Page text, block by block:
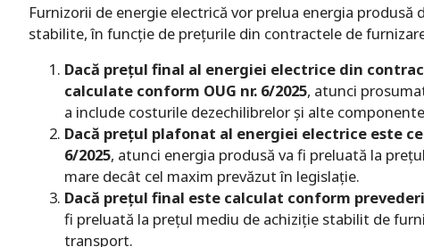
Furnizorii de energie electrică vor prelua energia
stabilite, în funcție de prețurile din contractele de
Dacă prețul final al energiei electrice din
calculate conform OUG nr. 6/2025, atunci
a include costurile dezechilibrelor și alte
Dacă prețul plafonat al energiei electrice este
6/2025, atunci energia produsă va fi preluată la
mare decât cel maxim prevăzut în legislație.
Dacă prețul final este calculat conform
fi preluată la prețul mediu de achiziție stabilit de
transport.